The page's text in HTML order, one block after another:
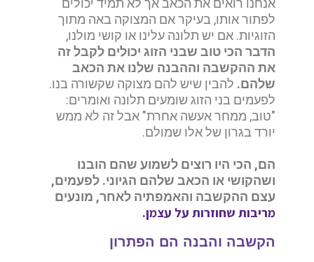
לפתור אותו, בעיקר אם המצוקה באה מתוך
הזוגיות. אם יש תלונה עלינו או קושי מולנו,
הדבר הכי טוב שבני הזוג יכולים לקבל זה
את ההקשבה וההבנה שלנו את הכאב
שלהם. להבין שיש להם מצוקה שקשורה בנו.
לפעמים בני הזוג שומעים תלונה ואומרים:
"טוב, ממחר אעשה אחרת" אבל זה לא ממש
יורד בגרון של אלו שמולם.
הם, הכי היו רוצים לשמוע שהם הובנו
ושהקושי או הכאב שלהם הגיוני. לפעמים,
עצם ההקשבה והאמפתיה לאחר, מונעים
מריבות שחוזרות על עצמן.
הקשבה והבנה הם הפתרון